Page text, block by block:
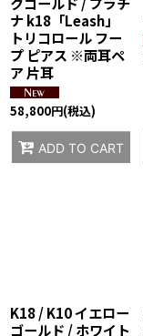
ナ k18「Leash」
トリコロール フー
プ ピアス ※両耳ペ
ア 片耳
58,800円(税込)
ADD TO CART
K18 / K10 イエロー
ゴールド / ホワイト